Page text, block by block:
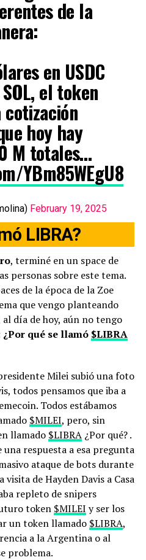
de la
en USDC
el token
cotización
hoy hay
M totales…
YBm85WEgU8
February 19, 2025
LIBRA?
, terminé en un space de
personas sobre este tema.
de la época de la Zoe
que vengo planteando
al día de hoy, aún no tengo
¿Por qué se llamó $LIBRA
Milei subió una foto
todos pensamos que iba a
Todos estábamos
$MILEI, pero, sin
llamado $LIBRA¿Por qué? .
respuesta a esa pregunta
ataque de bots durante
de Hayden Davis a Casa
repleto de snipers
token $MILEI y ser los
un token llamado $LIBRA,
a la Argentina o al
problema.